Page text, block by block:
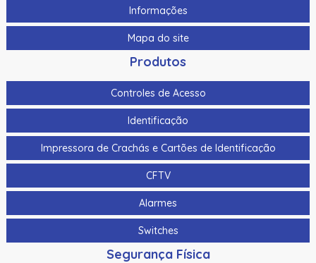
Informações
Mapa do site
Produtos
Controles de Acesso
Identificação
Impressora de Crachás e Cartões de Identificação
CFTV
Alarmes
Switches
Segurança Física